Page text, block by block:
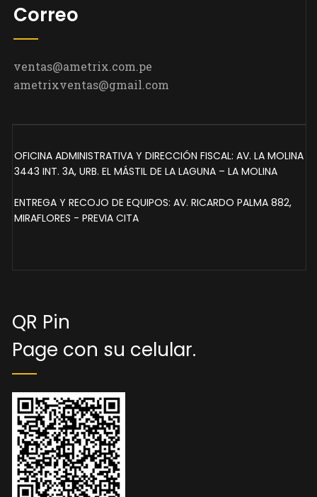
Correo
ventas@ametrix.com.pe
ametrixventas@gmail.com
OFICINA ADMINISTRATIVA Y DIRECCIÓN FISCAL: AV. LA MOLINA
3443 INT. 3A, URB. EL MÁSTIL DE LA LAGUNA – LA MOLINA
ENTREGA Y RECOJO DE EQUIPOS: AV. RICARDO PALMA 882,
MIRAFLORES - PREVIA CITA
QR Pin
Page con su celular.